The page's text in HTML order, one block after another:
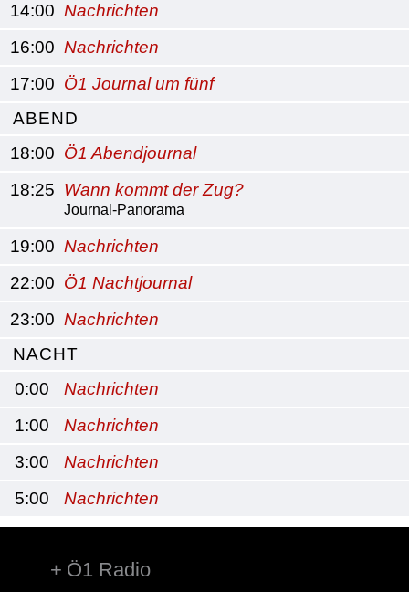
14:00 Nachrichten
16:00 Nachrichten
17:00 Ö1 Journal um fünf
ABEND
18:00 Ö1 Abendjournal
18:25 Wann kommt der Zug?
Journal-Panorama
19:00 Nachrichten
22:00 Ö1 Nachtjournal
23:00 Nachrichten
NACHT
0:00
Nachrichten
1:00
Nachrichten
3:00
Nachrichten
5:00
Nachrichten
Ö1 Radio